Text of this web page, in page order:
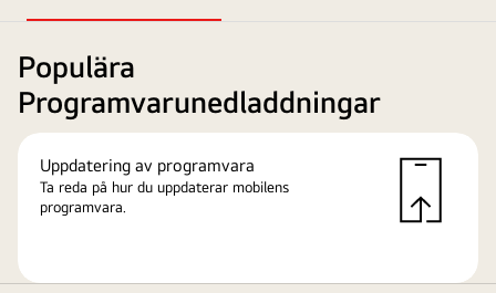
Populära
Programvarunedladdningar
Uppdatering av programvara
Ta reda på hur du uppdaterar mobilens
programvara.